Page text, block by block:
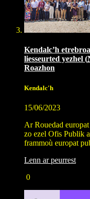
Kendalc’h
liesseurted yezhel (
Roazhon
Kendalc'h
15/06/2023
Ar Rouedad
zo ezel Ofis Publik
frammoù europat
Lenn ar peurrest
0